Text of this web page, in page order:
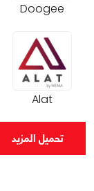
Doogee
Alat
تحميل المزيد